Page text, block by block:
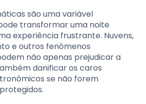
são uma variável
transformar uma noite
experiência frustrante. Nuvens,
e outros fenômenos
não apenas prejudicar a
danificar os caros
se não forem